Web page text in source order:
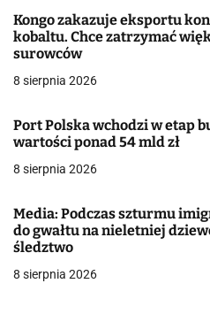
a
c
j
a
w
i
s
u
Kongo zakazuje eksportu
kobaltu. Chce zatrzymać
surowców
8 sierpnia 2026
Port Polska wchodzi w etap
wartości ponad 54 mld zł
8 sierpnia 2026
Media: Podczas szturmu
do gwałtu na nieletniej
śledztwo
8 sierpnia 2026